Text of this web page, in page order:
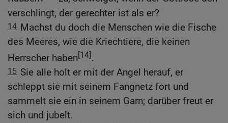
verschlingt, der gerechter ist als er?
14 Machst du doch die Menschen wie die Fische
des Meeres, wie die Kriechtiere, die keinen
Herrscher haben[14].
15 Sie alle holt er mit der Angel herauf, er
schleppt sie mit seinem Fangnetz fort und
sammelt sie ein in seinem Garn; darüber freut er
sich und jubelt.